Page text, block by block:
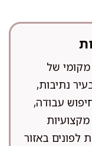
של
נתיבות,
עבודה,
לפונים באזור